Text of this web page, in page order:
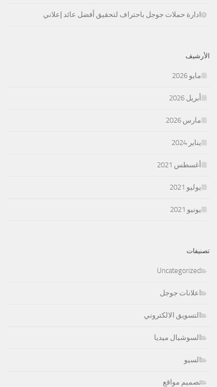
ادارة حملات جوجل باحتراف لتحقيق أفضل عائد إعلاني
الأرشيف
مايو 2026
أبريل 2026
مارس 2026
يناير 2024
أغسطس 2021
يوليو 2021
يونيو 2021
تصنيفات
Uncategorized
اعلانات جوجل
التسويق الالكتروني
السوشيال ميديا
السيو
تصميم مواقع